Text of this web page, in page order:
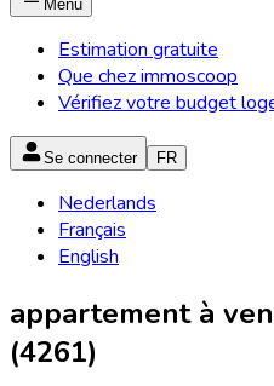
Menu
Estimation gratuite
Que chez immoscoop
Vérifiez votre budget
Se connecter FR
Nederlands
Français
English
appartement à
(4261)